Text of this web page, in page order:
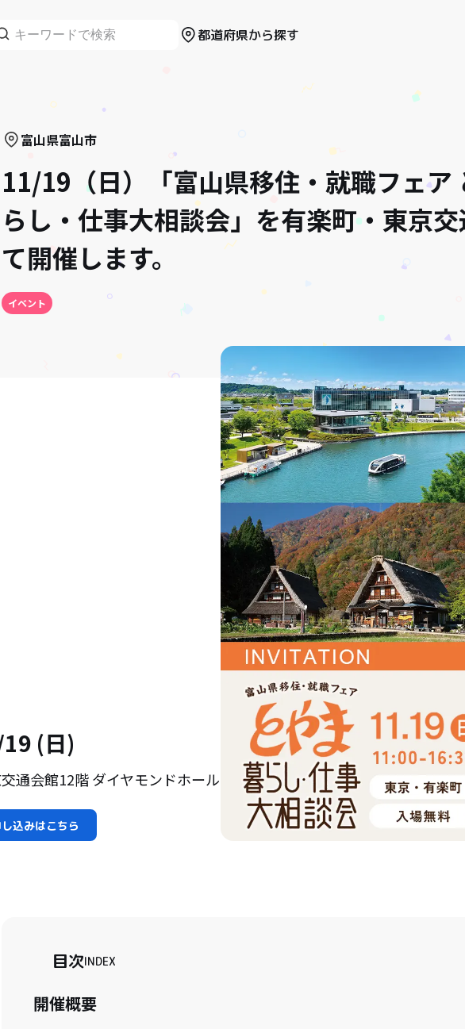
都道府県から探す
富山県富山市
11/19（日）「富山県移住・就職フェア
らし・仕事大相談会」を有楽町・東京
て開催します。
イベント
(日)
通会館12階 ダイヤモンドホール
込みはこちら
目次INDEX
開催概要